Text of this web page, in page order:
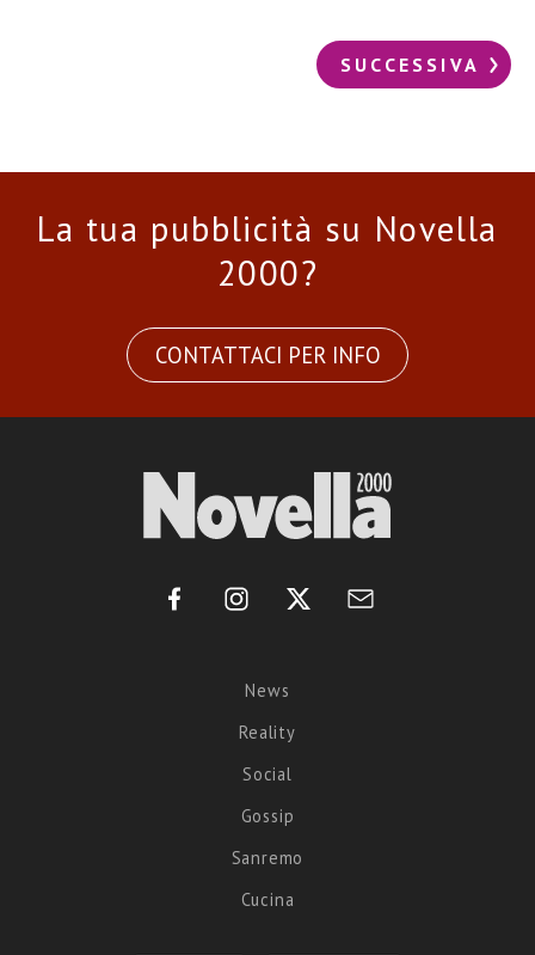
SUCCESSIVA
La tua pubblicità su Novella
2000?
CONTATTACI PER INFO
News
Reality
Social
Gossip
Sanremo
Cucina